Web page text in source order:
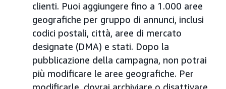
clienti. Puoi aggiungere fino a 1.000 aree
geografiche per gruppo di annunci, inclusi
codici postali, città, aree di mercato
designate (DMA) e stati. Dopo la
pubblicazione della campagna, non potrai
più modificare le aree geografiche. Per